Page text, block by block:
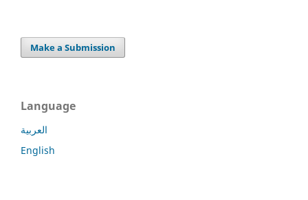
Make a Submission
Language
العربية
English